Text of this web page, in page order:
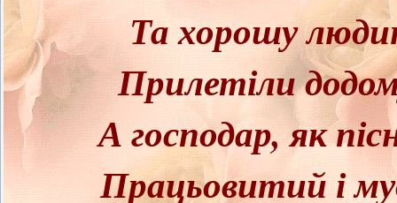
Та хорошу
Прилетіли
А господар, як
Працьовитий і